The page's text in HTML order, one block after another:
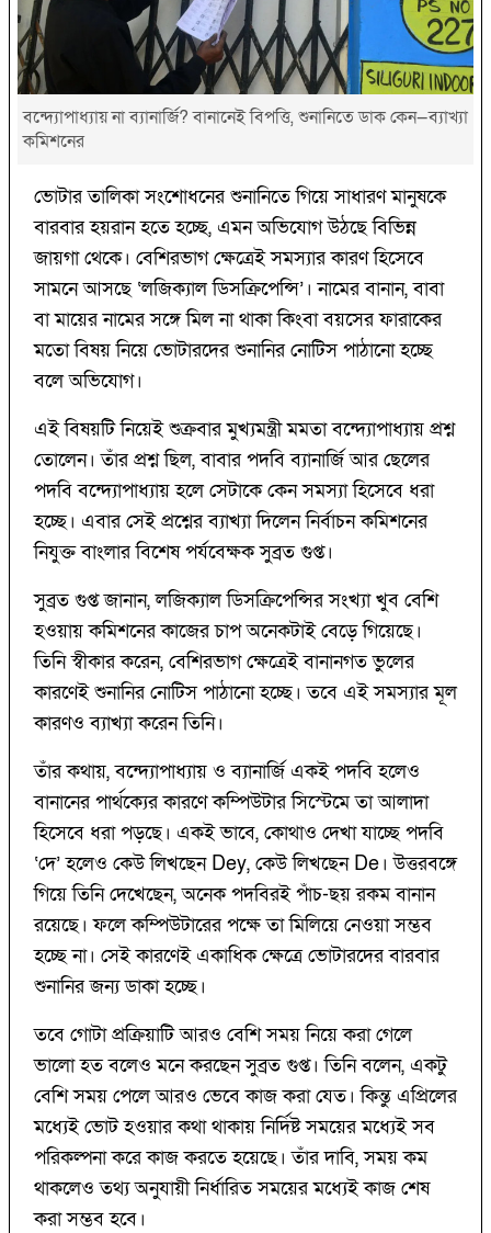
বন্দ্যোপাধ্যায় না ব্যানার্জি? বানানেই বিপত্তি, শুনানিতে ডাক কেন—ব্যাখ্যা
কমিশনের
ভোটার তালিকা সংশোধনের শুনানিতে গিয়ে সাধারণ মানুষকে
বারবার হয়রান হতে হচ্ছে, এমন অভিযোগ উঠছে বিভিন্ন
জায়গা থেকে। বেশিরভাগ ক্ষেত্রেই সমস্যার কারণ হিসেবে
সামনে আসছে ‘লজিক্যাল ডিসক্রিপেন্সি’। নামের বানান, বাবা
বা মায়ের নামের সঙ্গে মিল না থাকা কিংবা বয়সের ফারাকের
মতো বিষয় নিয়ে ভোটারদের শুনানির নোটিস পাঠানো হচ্ছে
বলে অভিযোগ।
এই বিষয়টি নিয়েই শুক্রবার মুখ্যমন্ত্রী মমতা বন্দ্যোপাধ্যায় প্রশ্ন
তোলেন। তাঁর প্রশ্ন ছিল, বাবার পদবি ব্যানার্জি আর ছেলের
পদবি বন্দ্যোপাধ্যায় হলে সেটাকে কেন সমস্যা হিসেবে ধরা
হচ্ছে। এবার সেই প্রশ্নের ব্যাখ্যা দিলেন নির্বাচন কমিশনের
নিযুক্ত বাংলার বিশেষ পর্যবেক্ষক সুব্রত গুপ্ত।
সুব্রত গুপ্ত জানান, লজিক্যাল ডিসক্রিপেন্সির সংখ্যা খুব বেশি
হওয়ায় কমিশনের কাজের চাপ অনেকটাই বেড়ে গিয়েছে।
তিনি স্বীকার করেন, বেশিরভাগ ক্ষেত্রেই বানানগত ভুলের
কারণেই শুনানির নোটিস পাঠানো হচ্ছে। তবে এই সমস্যার মূল
কারণও ব্যাখ্যা করেন তিনি।
তাঁর কথায়, বন্দ্যোপাধ্যায় ও ব্যানার্জি একই পদবি হলেও
বানানের পার্থক্যের কারণে কম্পিউটার সিস্টেমে তা আলাদা
হিসেবে ধরা পড়ছে। একই ভাবে, কোথাও দেখা যাচ্ছে পদবি
‘দে’ হলেও কেউ লিখছেন Dey, কেউ লিখছেন De। উত্তরবঙ্গে
গিয়ে তিনি দেখেছেন, অনেক পদবিরই পাঁচ-ছয় রকম বানান
রয়েছে। ফলে কম্পিউটারের পক্ষে তা মিলিয়ে নেওয়া সম্ভব
হচ্ছে না। সেই কারণেই একাধিক ক্ষেত্রে ভোটারদের বারবার
শুনানির জন্য ডাকা হচ্ছে।
তবে গোটা প্রক্রিয়াটি আরও বেশি সময় নিয়ে করা গেলে
ভালো হত বলেও মনে করছেন সুব্রত গুপ্ত। তিনি বলেন, একটু
বেশি সময় পেলে আরও ভেবে কাজ করা যেত। কিন্তু এপ্রিলের
মধ্যেই ভোট হওয়ার কথা থাকায় নির্দিষ্ট সময়ের মধ্যেই সব
পরিকল্পনা করে কাজ করতে হয়েছে। তাঁর দাবি, সময় কম
থাকলেও তথ্য অনুযায়ী নির্ধারিত সময়ের মধ্যেই কাজ শেষ
করা সম্ভব হবে।